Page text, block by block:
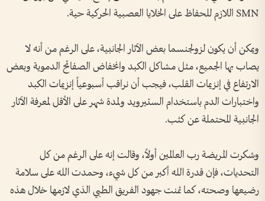
SMN اللازم للحفاظ على الخلايا العصبية الحركية حية.
ويمكن أن يكون لزولجنسما بعض الآثار الجانبية، على الرغم من أنه لا
يصاب بها الجميع، مثل مشاكل الكبد وانخفاض الصفائح الدموية وبعض
الارتفاع في إنزيمات القلب، فيجب أن نراقب أسبوعياً إنزيمات الكبد
واختبارات الدم باستخدام الستيرويد ولمدة شهر على الأقل لمعرفة الآثار
الجانبية المحتملة عن كثب.
وشكرت المريضة رب العالمين أولاً، وقالت إنه على الرغم من كل
التحديات، فإن قدرة الله أكبر من كل شيء، ‏وحمدت الله على سلامة
رضيعها وصحته، كما ثمنت جهود الفريق الطبي الذي لازمها خلال هذه